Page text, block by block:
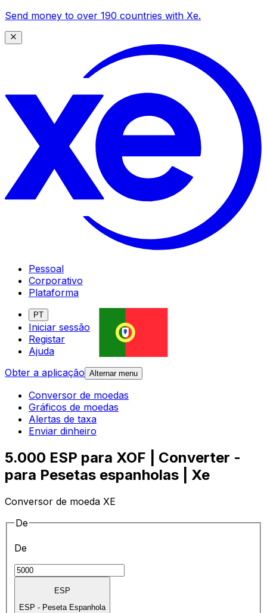
Send money to over 190 countries with Xe.
Pessoal
Corporativo
Plataforma
PT
Iniciar sessão
Registar
Ajuda
Obter a aplicação Alternar menu
Conversor de moedas
Gráficos de moedas
Alertas de taxa
Enviar dinheiro
5.000 ESP para XOF | Converter -
para Pesetas espanholas | Xe
Conversor de moeda XE
De
De
ESP
ESP - Peseta Espanhola